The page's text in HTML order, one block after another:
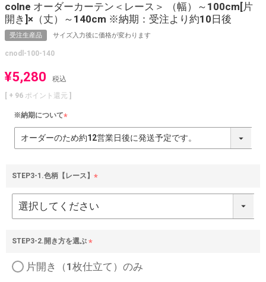
colne オーダーカーテン＜レース＞ （幅）～100cm[片
開き]×（丈）～140cm ※納期：受注より約10日後
受注生産品 サイズ入力後に価格が変わります
cnodl-100-140
¥5,280
税込
[ + 96 ポイント還元 ]
※納期について
(
必
STEP3-1.色柄【レース】
STEP3-2.開き方を選ぶ
必
片開き（1枚仕立て）のみ